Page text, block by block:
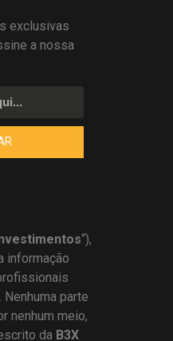
exclusivas
a nossa
“),
informação
parte
nenhum meio,
da B3X